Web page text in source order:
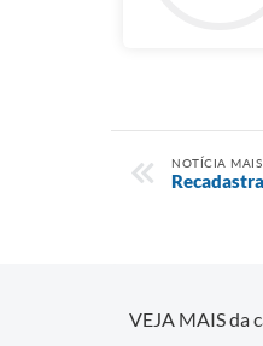
NOTÍCIA MAIS
VEJA MAIS da